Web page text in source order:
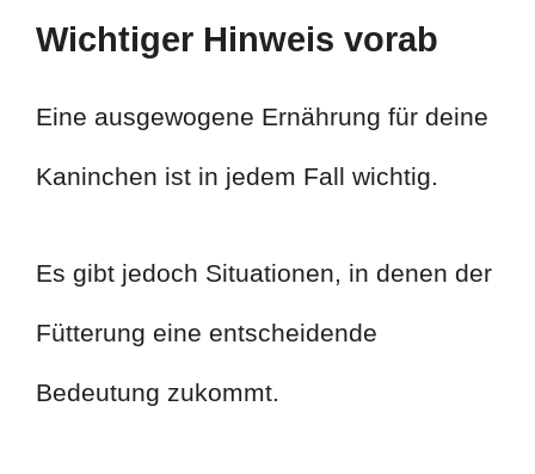
Wichtiger Hinweis vorab
Eine ausgewogene Ernährung für deine
Kaninchen ist in jedem Fall wichtig.
Es gibt jedoch Situationen, in denen der
Fütterung eine entscheidende
Bedeutung zukommt.